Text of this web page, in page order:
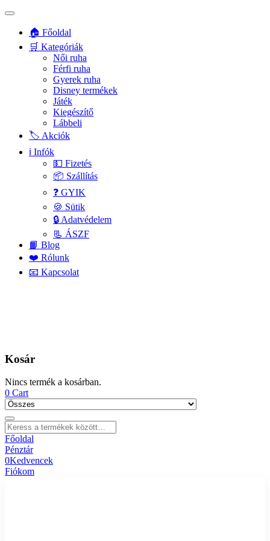
🏠 Főoldal
🛒 Kategóriák
Női ruha
Férfi ruha
Gyerek ruha
Disney termékek
Játék
Kiegészítő
Lábbeli
🏷️ Akciók
ℹ️ Infók
💵 Fizetés
📦 Szállítás
❓ GYIK
🍪 Sütik
🔒 Adatvédelem
📃 ÁSZF
📙 Blog
❤️ Rólunk
📧 Kapcsolat
Kosár
Nincs termék a kosárban.
0 Cart
Főoldal
Pénztár
0Kedvencek
Fiókom